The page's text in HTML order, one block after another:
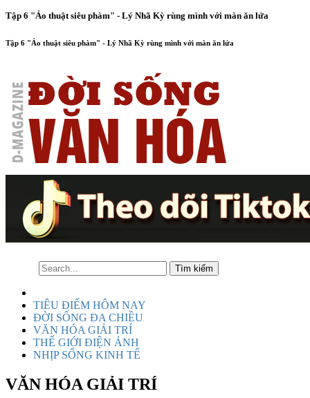
Tập 6 "Ảo thuật siêu phàm" - Lý Nhã Kỳ rùng mình với màn ăn lửa
Tập 6 "Ảo thuật siêu phàm" - Lý Nhã Kỳ rùng mình với màn ăn lửa
TIÊU ĐIỂM HÔM NAY
ĐỜI SỐNG ĐA CHIỀU
VĂN HÓA GIẢI TRÍ
THẾ GIỚI ĐIỆN ẢNH
NHỊP SỐNG KINH TẾ
VĂN HÓA GIẢI TRÍ